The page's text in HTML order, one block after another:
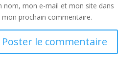
nom, mon e-mail et mon site dans
prochain commentaire.